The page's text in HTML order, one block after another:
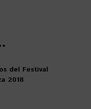
del Festival
2018